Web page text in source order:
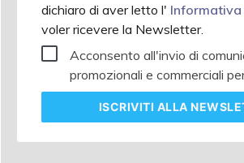
dichiaro di aver letto l'
voler ricevere la Newsletter.
Acconsento all'invio di
promozionali e commerciali
ISCRIVITI ALLA